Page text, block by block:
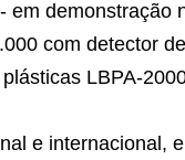
demonstração
com detector
LBPA-
e internacional,